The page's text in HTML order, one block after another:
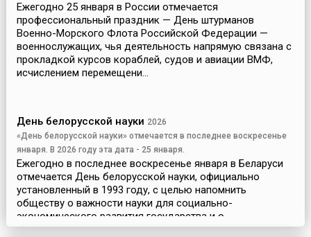
Ежегодно 25 января в России отмечается
профессиональный праздник — День штурманов
Военно-Морского Флота Российской Федерации —
военнослужащих, чья деятельность напрямую связана с
прокладкой курсов кораблей, судов и авиации ВМФ,
исчислением перемещени...
День белорусской науки 2026
«День белорусской науки» отмечается в последнее воскресенье
января. В 2026 году эта дата - 25 января.
Ежегодно в последнее воскресенье января в Беларуси
отмечается День белорусской науки, официально
установленный в 1993 году, с целью напомнить
обществу о важности науки для социально-
экономического развития государства и о
специалистах, работающих на ...